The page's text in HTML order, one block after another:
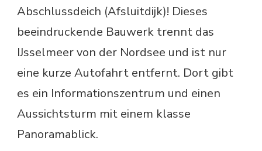
Abschlussdeich (Afsluitdijk)! Dieses
beeindruckende Bauwerk trennt das
IJsselmeer von der Nordsee und ist nur
eine kurze Autofahrt entfernt. Dort gibt
es ein Informationszentrum und einen
Aussichtsturm mit einem klasse
Panoramablick.